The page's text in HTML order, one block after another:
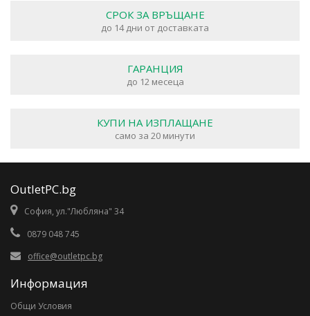
СРОК ЗА ВРЪЩАНЕ
до 14 дни от доставката
ГАРАНЦИЯ
до 12 месеца
КУПИ НА ИЗПЛАЩАНЕ
само за 20 минути
OutletPC.bg
София, ул."Любляна" 34
0879 048 745
office@outletpc.bg
Информация
Общи Условия